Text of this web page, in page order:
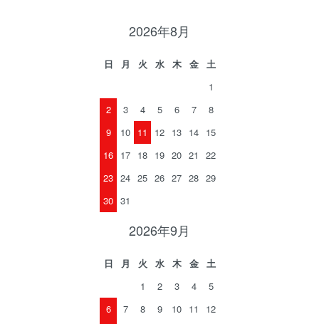
2026年8月
日 月 火 水 木 金
土
1
2
3 4 5 6 7
8
9
10 11 12 13 14 15
16 17 18 19 20 21
22
23 24 25 26 27 28 29
30 31
2026年9月
日 月 火 水 木 金
土
1
2 3 4
5
6
7 8 9 10 11
12